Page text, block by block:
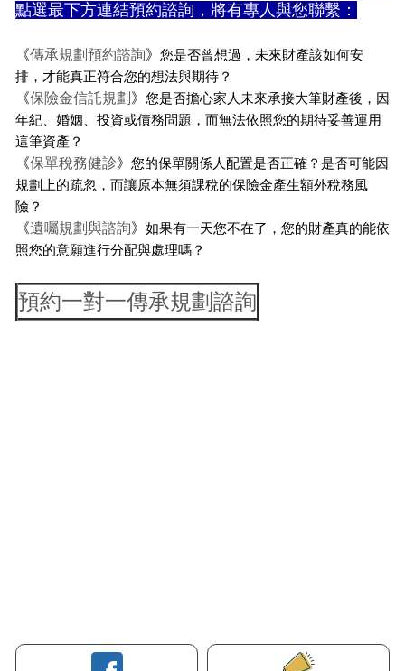
點選最下方連結預約諮詢，將有專人與您聯繫：
《傳承規劃預約諮詢》 您是否曾想過，未來財產該如何安
排，才能真正符合您的想法與期待？
《保險金信託規劃 》 您是否擔心家人未來承接大筆財產後，因
年紀、婚姻、投資或債務問題，而無法依照您的期待妥善運用
這筆資產？
《保單稅務健診》 您的保單關係人配置是否正確？是否可能因
規劃上的疏忽，而讓原本無須課稅的保險金產生額外稅務風
險？
《遺囑規劃與諮詢》 如果有一天您不在了，您的財產真的能依
照您的意願進行分配與處理嗎？
預約一對一傳承規劃諮詢